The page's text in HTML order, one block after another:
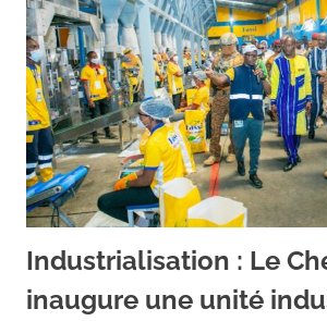
Industrialisation : Le
inaugure une unité